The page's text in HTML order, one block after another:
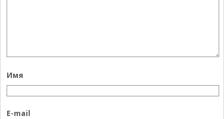
Имя
E-mail